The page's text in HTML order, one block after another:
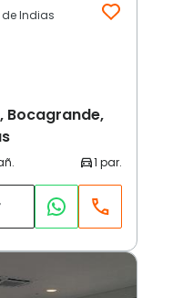
Indias
Bocagrande,